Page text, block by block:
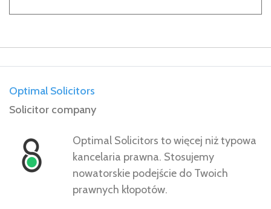
Optimal Solicitors
Solicitor company
Optimal Solicitors to więcej niż typowa
kancelaria prawna. Stosujemy
nowatorskie podejście do Twoich
prawnych kłopotów.